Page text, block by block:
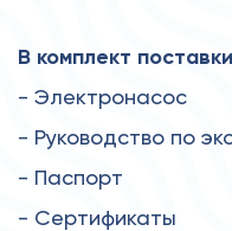
В комплект
- Электронасос
- Руководство по
- Паспорт
- Сертификаты